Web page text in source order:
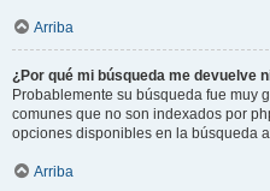
Arriba
¿Por qué mi búsqueda me devuelve
Probablemente su búsqueda fue muy
comunes que no son indexados por
opciones disponibles en la búsqueda
Arriba